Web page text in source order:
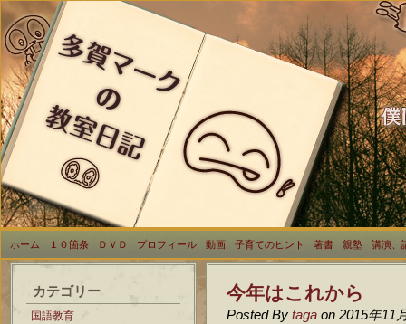
ホーム １０箇条 ＤＶＤ プロフィール 動画 子育てのヒント 著書 親塾 講演、
カテゴリー
国語教育
今年はこれから
Posted By taga on 2015年11